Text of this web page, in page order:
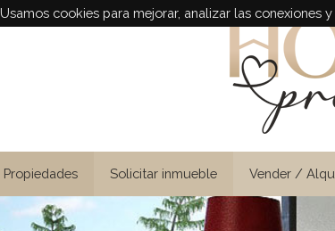
Usamos cookies para mejorar, analizar las conexiones
Propiedades Solicitar inmueble Vender /